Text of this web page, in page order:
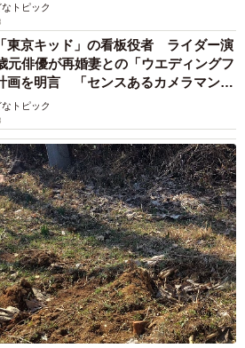
格のある生き物で体重がおおむね
の火葬炉に入る大きさならば火葬
は最短10分、体が大きい場合は4～
うだ。遺族はその間、ずっと立ち
所で待機してもかまわない。
、まずは火葬台に遺体をのせて最
や好きだった食べ物を供え、お焼
、バスケットタイプの棺に遺体を
して火葬を行い、終わったら約1時
り冷却。その後、遺骨を拾って骨
なトピック
東京キッド」の看板役者 ライダー演
元俳優が再婚妻との「ウエディングフ
画を明言 「センスあるカメラマン求
なトピック